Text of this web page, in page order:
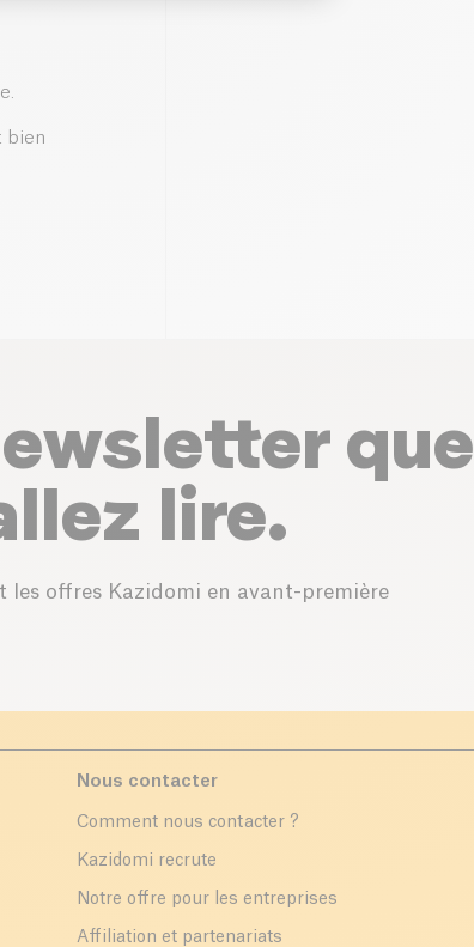
bien
que
lire.
les offres Kazidomi en avant-première
Nous contacter
Comment nous contacter ?
Kazidomi recrute
Notre offre pour les entreprises
Affiliation et partenariats